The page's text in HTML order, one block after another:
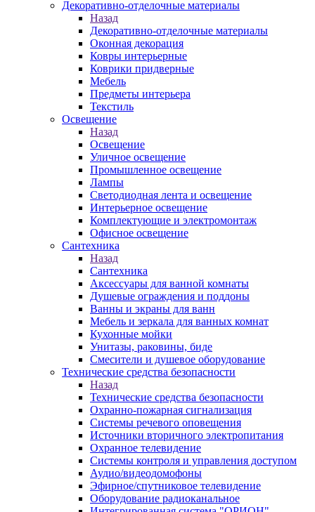
Декоративно-отделочные материалы
Назад
Декоративно-отделочные материалы
Оконная декорация
Ковры интерьерные
Коврики придверные
Мебель
Предметы интерьера
Текстиль
Освещение
Назад
Освещение
Уличное освещение
Промышленное освещение
Лампы
Светодиодная лента и освещение
Интерьерное освещение
Комплектующие и электромонтаж
Офисное освещение
Сантехника
Назад
Сантехника
Аксессуары для ванной комнаты
Душевые ограждения и поддоны
Ванны и экраны для ванн
Мебель и зеркала для ванных комнат
Кухонные мойки
Унитазы, раковины, биде
Смесители и душевое оборудование
Технические средства безопасности
Назад
Технические средства безопасности
Охранно-пожарная сигнализация
Системы речевого оповещения
Источники вторичного электропитания
Охранное телевидение
Системы контроля и управления доступом
Аудио/видеодомофоны
Эфирное/спутниковое телевидение
Оборудование радиоканальное